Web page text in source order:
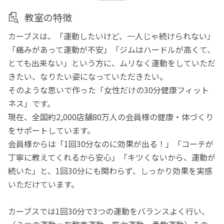
教室の特徴
カーブスは、「運動したいけど、一人じゃ続けられない」
「痛みがあって運動が不安」「ジムはハードルが高くて、
とても出来ない」という方に、ムリなく運動をしていただ
きたい、なりたい姿になっていただきたい。
そのような思いで作った「女性だけの30分健康フィット
ネス」です。
現在、全国約2,000店舗80万人の会員様の健康・体づくり
をサポートしています。
会員様からは「1回30分なのに効果が出る！」「コーチが
丁寧に教えてくれるから安心」「キツくないから、運動が
続いた」と、1回30分にも関わらず、しっかり効果を実感
いただけています。
カーブスでは1回30分で3つの運動をバランスよく行い、